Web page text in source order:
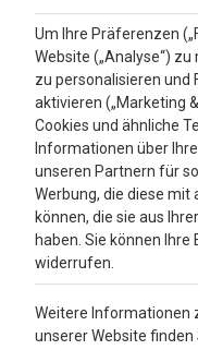
Bewertungen
4.3
Google Reviews
Um Ihre Präferenzen
Website („Analyse“)
zu personalisieren und
aktivieren („Marketing
Cookies und ähnliche
Informationen über
unseren Partnern für
Werbung, die diese
können, die sie aus
haben. Sie können
widerrufen.
Weitere Informationen
unserer Website finden